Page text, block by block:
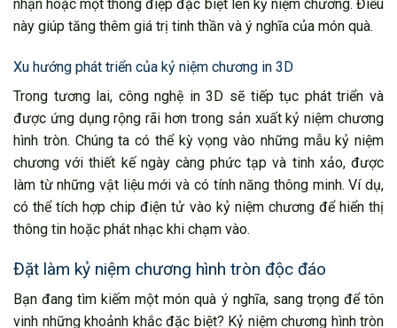
nhận hoặc một thông điệp đặc biệt lên kỷ niệm chương. Điều
này giúp tăng thêm giá trị tinh thần và ý nghĩa của món quà.
Xu hướng phát triển của kỷ niệm chương in 3D
Trong tương lai, công nghệ in 3D sẽ tiếp tục phát triển và
được ứng dụng rộng rãi hơn trong sản xuất kỷ niệm chương
hình tròn. Chúng ta có thể kỳ vọng vào những mẫu kỷ niệm
chương với thiết kế ngày càng phức tạp và tinh xảo, được
làm từ những vật liệu mới và có tính năng thông minh. Ví dụ,
có thể tích hợp chip điện tử vào kỷ niệm chương để hiển thị
thông tin hoặc phát nhạc khi chạm vào.
Đặt làm kỷ niệm chương hình tròn độc đáo
Bạn đang tìm kiếm một món quà ý nghĩa, sang trọng để tôn
vinh những khoảnh khắc đặc biệt? Kỷ niệm chương hình tròn